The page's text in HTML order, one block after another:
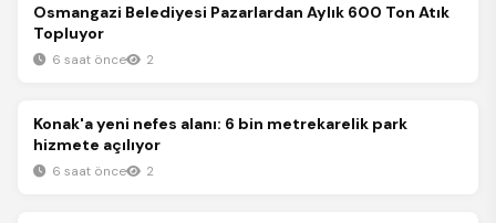
Gündem
Osmangazi Belediyesi Pazarlardan Aylık 600 Ton Atık
Topluyor
6 saat önce 2
Gündem
Konak'a yeni nefes alanı: 6 bin metrekarelik park
hizmete açılıyor
6 saat önce 2